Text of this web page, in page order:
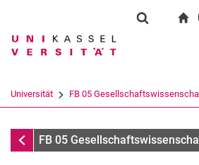
Suchbegriff
Suchen (öffnet
Universität FB 05
Infothek
FB 05